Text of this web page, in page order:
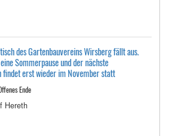
des Gartenbauvereins Wirsberg fällt aus.
Sommerpause und der nächste
erst wieder im November statt
Ende
Hereth